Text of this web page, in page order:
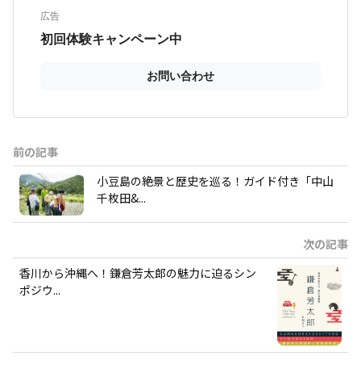
前の記事
小豆島の絶景と歴史を巡る！ガイド付き「中山
千枚田&...
次の記事
香川から沖縄へ！鎌倉芳太郎の魅力に迫るシン
ポジウ...